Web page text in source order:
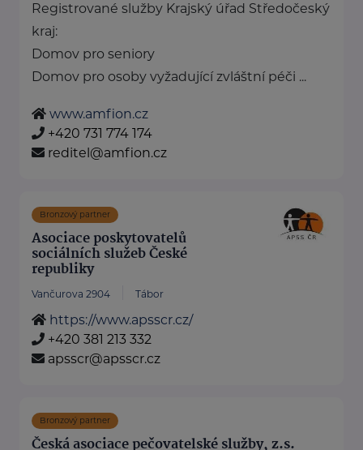
Registrované služby Krajský úřad Středočeský
kraj:
Domov pro seniory
Domov pro osoby vyžadující zvláštní péči ...
www.amfion.cz
+420 731 774 174
reditel@amfion.cz
Bronzový partner
Asociace poskytovatelů
sociálních služeb České
republiky
Vančurova 2904 Tábor
https://www.apsscr.cz/
+420 381 213 332
apsscr@apsscr.cz
Bronzový partner
Česká asociace pečovatelské služby, z.s.